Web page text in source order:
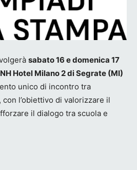
sabato 16 e domenica 17
NH Hotel Milano 2 di Segrate (MI)
unico di incontro tra
l’obiettivo di valorizzare il
il dialogo tra scuola e